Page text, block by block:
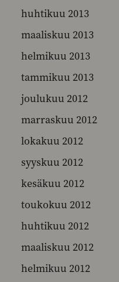
huhtikuu 2013
maaliskuu 2013
helmikuu 2013
tammikuu 2013
joulukuu 2012
marraskuu 2012
lokakuu 2012
syyskuu 2012
kesäkuu 2012
toukokuu 2012
huhtikuu 2012
maaliskuu 2012
helmikuu 2012